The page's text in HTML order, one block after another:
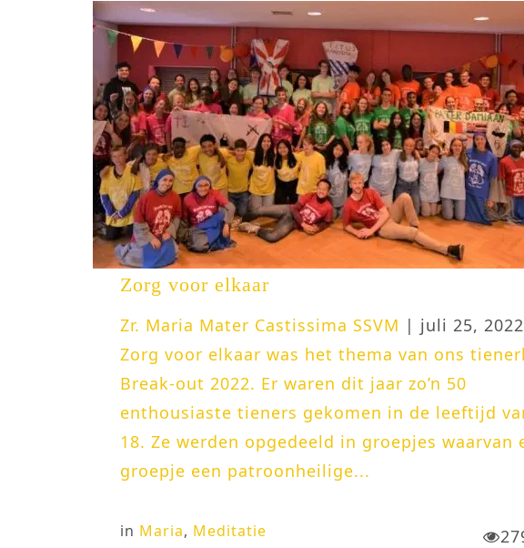
Zorg voor elkaar
Zr. Maria Mater Castissima SSVM | juli 25, 2022
Zorg voor elkaar was het thema van ons
Break-out 2022. Er waren dit jaar zo’n 50
enthousiaste tieners gekomen in de leeftijd
18. Ze werden opgedeeld in groepjes waarvan
groepje een patroonheilige...
in Maria, Meditatie